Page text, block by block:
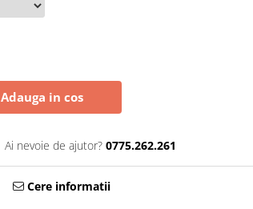
Adauga in cos
Ai nevoie de ajutor? 0775.262.261
Cere informatii